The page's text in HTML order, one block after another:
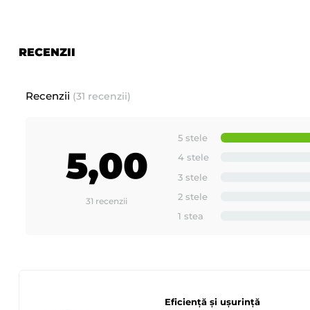
RECENZII
Recenzii (31 recenzii)
5,00
31 recenzii
5 stele
4 stele
3 stele
2 stele
1 stea
Eficiență și ușurință